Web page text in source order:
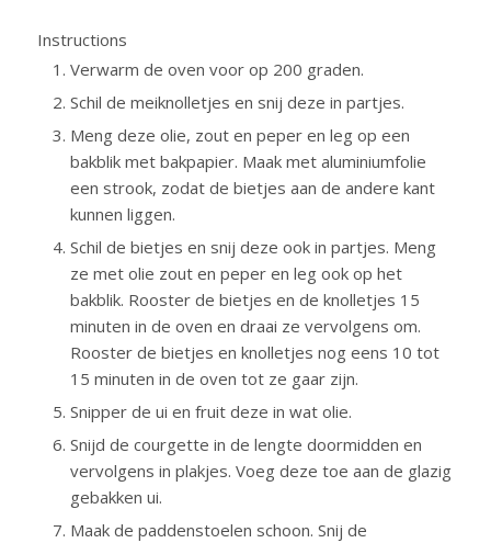
Instructions
Verwarm de oven voor op 200 graden.
Schil de meiknolletjes en snij deze in partjes.
Meng deze olie, zout en peper en leg op een
bakblik met bakpapier. Maak met aluminiumfolie
een strook, zodat de bietjes aan de andere kant
kunnen liggen.
Schil de bietjes en snij deze ook in partjes. Meng
ze met olie zout en peper en leg ook op het
bakblik. Rooster de bietjes en de knolletjes 15
minuten in de oven en draai ze vervolgens om.
Rooster de bietjes en knolletjes nog eens 10 tot
15 minuten in de oven tot ze gaar zijn.
Snipper de ui en fruit deze in wat olie.
Snijd de courgette in de lengte doormidden en
vervolgens in plakjes. Voeg deze toe aan de glazig
gebakken ui.
Maak de paddenstoelen schoon. Snij de